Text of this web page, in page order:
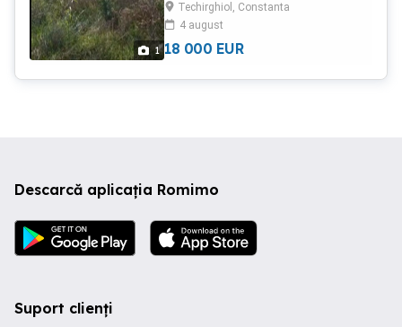
1
că vânzarea se poate face rapid. Prețul
este de 18.000 Euro. Mă puteți contacta
direct la numărul de telefon .
Techirghiol, Constanta
4 august
18 000 EUR
Descarcă aplicația Romimo
Suport clienți